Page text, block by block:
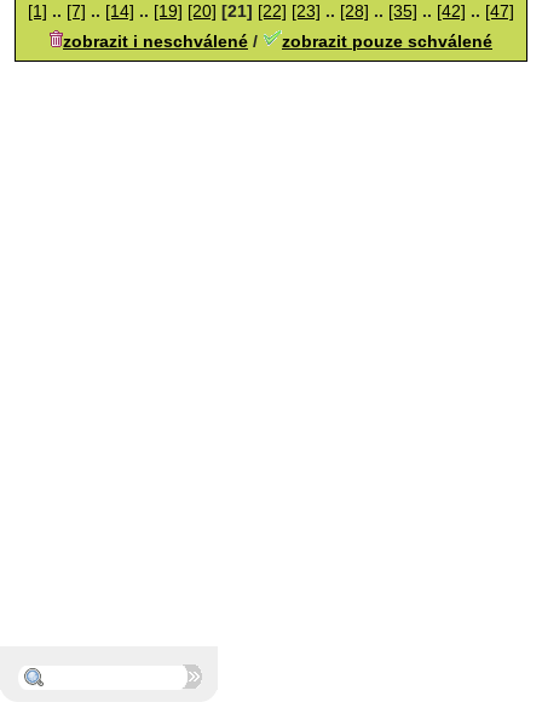
[1] .. [7] .. [14] .. [19] [20] [21] [22] [23] .. [28] .. [35] .. [42] .. [47]
zobrazit i neschválené / zobrazit pouze schválené